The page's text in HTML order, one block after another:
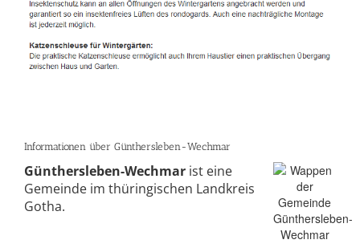
Informationen über Günthersleben-Wechmar
Günthersleben-Wechmar ist eine
Gemeinde im thüringischen Landkreis
Gotha.